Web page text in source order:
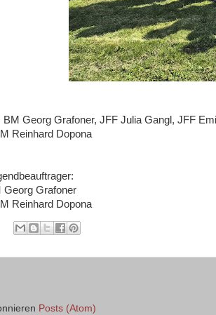
BM Georg Grafoner, JFF Julia Gangl, JFF
Reinhard Dopona
Georg Grafoner
Reinhard Dopona
Posts (Atom)